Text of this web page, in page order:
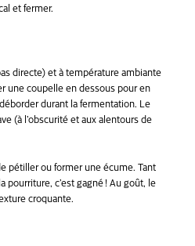
et fermer.
directe) et à température ambiante
une coupelle en dessous pour en
durant la fermentation. Le
(à l’obscurité et aux alentours de
pétiller ou former une écume. Tant
pourriture, c’est gagné ! Au goût, le
croquante.